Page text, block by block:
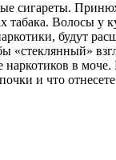
сигареты.
табака. Волосы у
будут
«стеклянный»
наркотиков в
и что